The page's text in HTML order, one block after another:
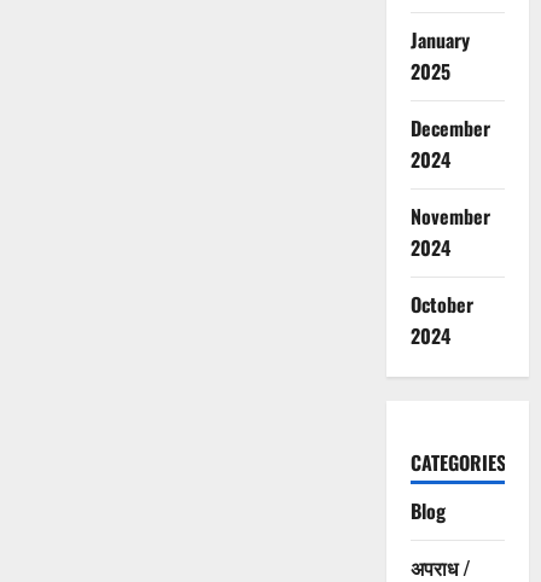
January
2025
December
2024
November
2024
October
2024
CATEGORIES
Blog
अपराध /